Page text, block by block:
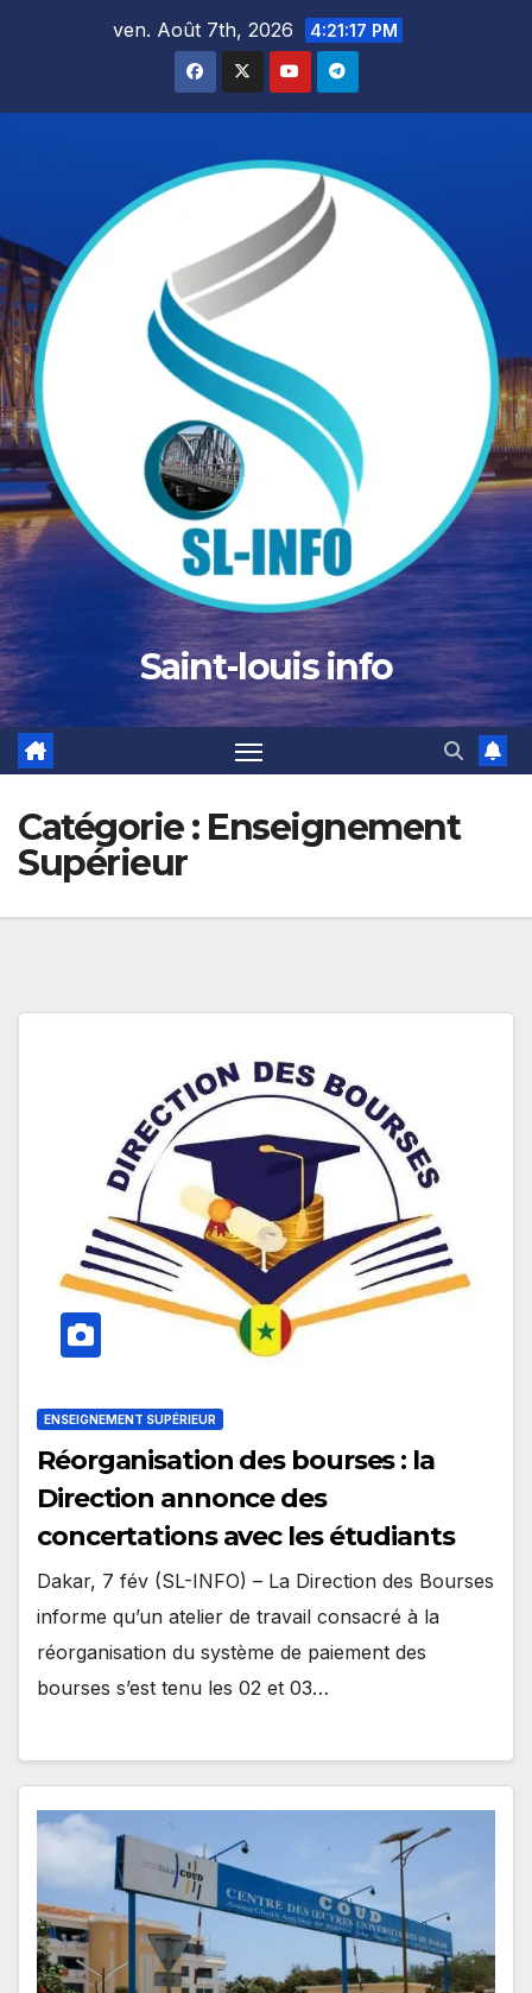
ven. Août 7th, 2026 4:21:19 PM
Saint-louis info
Catégorie : Enseignement
Supérieur
ENSEIGNEMENT SUPÉRIEUR
Réorganisation des bourses : la
Direction annonce des
concertations avec les étudiants
Dakar, 7 fév (SL-INFO) – La Direction des Bourses
informe qu’un atelier de travail consacré à la
réorganisation du système de paiement des
bourses s’est tenu les 02 et 03…